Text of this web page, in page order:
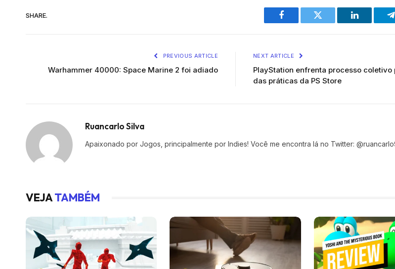
SHARE.
Facebook Twitter LinkedIn
PREVIOUS ARTICLE
Warhammer 40000: Space Marine 2 foi adiado
NEXT ARTICLE
PlayStation enfrenta processo coletivo
das práticas da PS Store
Ruancarlo Silva
Apaixonado por Jogos, principalmente por Indies! Você me encontra lá no Twitter:
VEJATAMBÉM